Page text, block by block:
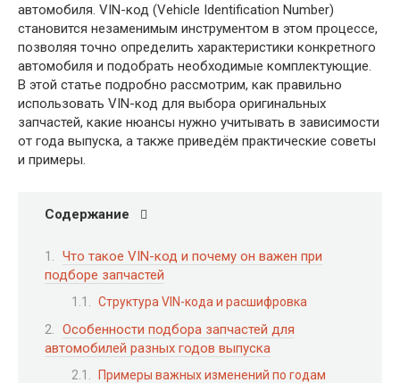
автомобиля. VIN-код (Vehicle Identification Number)
становится незаменимым инструментом в этом процессе,
позволяя точно определить характеристики конкретного
автомобиля и подобрать необходимые комплектующие.
В этой статье подробно рассмотрим, как правильно
использовать VIN-код для выбора оригинальных
запчастей, какие нюансы нужно учитывать в зависимости
от года выпуска, а также приведём практические советы
и примеры.
Содержание
Что такое VIN-код и почему он важен при
подборе запчастей
Структура VIN-кода и расшифровка
Особенности подбора запчастей для
автомобилей разных годов выпуска
Примеры важных изменений по годам